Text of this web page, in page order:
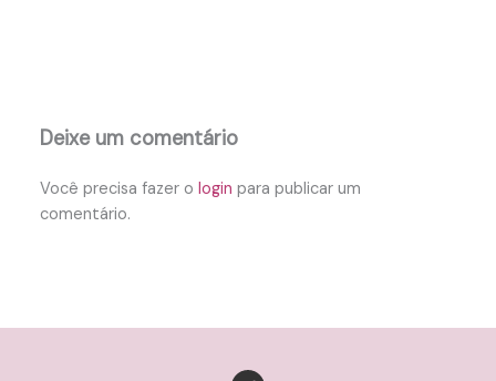
Deixe um comentário
Você precisa fazer ologin para publicar um
comentário.